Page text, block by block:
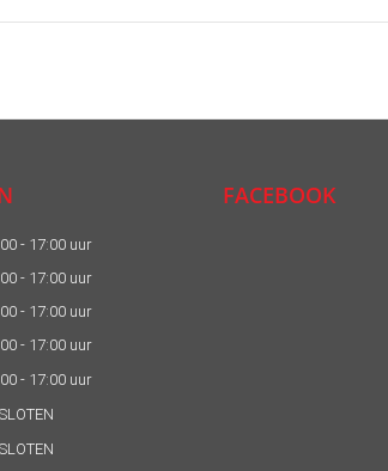
- 17:00 uur
- 17:00 uur
- 17:00 uur
- 17:00 uur
- 17:00 uur
FACEBOOK